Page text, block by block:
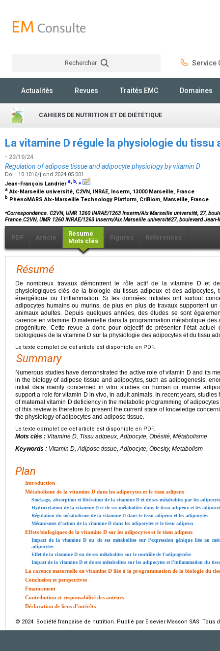
Rechercher Service
Actualités Revues Traités EMC Domaines
CAHIERS DE NUTRITION ET DE DIÉTÉTIQUE
La vitamine D régule la physiologie du tissu
- 23/10/24
Regulation of adipose tissue and adipocyte physiology by vitamin D
Doi : 10.1016/j.cnd.2024.05.001
Jean-François Landriera, b,⁎
a Aix-Marseille université, C2VN, INRAE, Inserm, 13000 Marseille, France
b PhenoMARS Aix-Marseille Technology Platform, CriBiom, Marseille, France
⁎Correspondance. C2VN, UMR 1260 INRAE/1263 Inserm/Aix Marseille université, 27,
France.C2VN, UMR 1260 INRAE/1263 Inserm/Aix Marseille université27, boulevard
PDF Article
Résumé
Mots clés
Figures Références
Résumé
De nombreux travaux démontrent le rôle actif de la vitamine D et
physiologiques clés de la biologie du tissus adipeux et des adipocytes,
énergétique ou l’inflammation. Si les données initiales ont surtout
adipocytes humains ou murins, de plus en plus de travaux supportent
animaux adultes. Depuis quelques années, des études se sont
carence en vitamine D maternelle dans la programmation métabolique
progéniture. Cette revue a donc pour objectif de présenter l’état actuel
biologiques de la vitamine D sur la physiologie des adipocytes et du tissu
Le texte complet de cet article est disponible en PDF.
Summary
Numerous studies have demonstrated the active role of vitamin D and its
in the biology of adipose tissue and adipocytes, such as adipogenesis,
initial data mainly concerned in vitro studies on human or murine
support a role for vitamin D in vivo, in adult animals. In recent years,
of maternal vitamin D deficiency in the metabolic programming of
of this review is therefore to present the current state of knowledge
the physiology of adipocytes and adipose tissue.
Le texte complet de cet article est disponible en PDF.
Mots clés : Vitamine D, Tissu adipeux, Adipocyte, Obésité, Métabolisme
Keywords : Vitamin D, Adipose tissue, Adipocyte, Obesity, Metabolism
Plan
Introduction
Métabolisme de la vitamine D dans les adipocytes et le tissu adipeux
Stockage, absorption et libération de la vitamine D et de ses métabolites par les
Hydroxylation de la vitamine D et de ses métabolites dans le tissu adipeux et les
Régulation du métabolisme de la vitamine D dans le tissu adipeux et les adipocytes
Mécanismes d’action de la vitamine D dans les adipocytes et le tissu adipeux
Effets biologiques de la vitamine D sur les adipocytes et le tissu adipeux
Impact de la vitamine D ou de ses métabolites sur l’expression génique liée au
adipocytes
Effet de la vitamine D ou de ses métabolites sur le contrôle de l’adipogenèse
Impact de la vitamine D et de ses métabolites sur les adipocytes et l’inflammation du
La carence maternelle en vitamine D liée à la programmation de la biologie du
Conclusion et perspectives
Financement
Contribution et responsabilité des auteurs
Déclaration de liens d’intérêts
© 2024 Société française de nutrition. Publié par Elsevier Masson SAS. Tous